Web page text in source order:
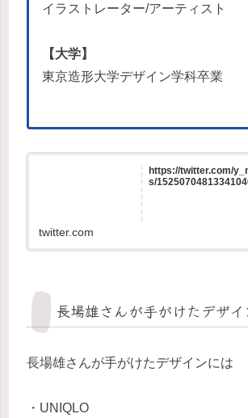
イラストレーター/アーティスト
【大学】
東京造形大学デザイン学科卒業
https://twitter.com/
s/
twitter.com
長場雄さんが手がけたデザイ
長場雄さんが手がけたデザインには
・UNIQLO